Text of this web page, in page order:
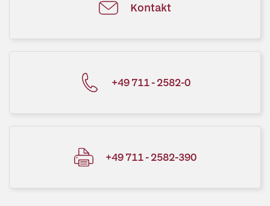
Kontakt
+49 711 - 2582-0
+49 711 - 2582-390